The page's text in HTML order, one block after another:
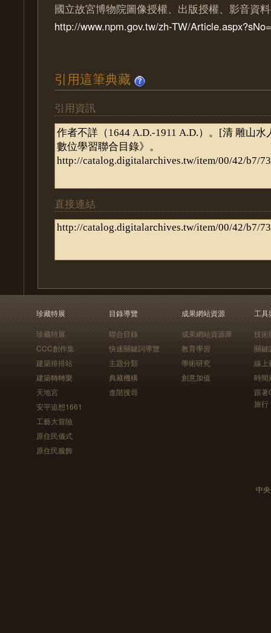
國立故宮博物院圖像授權、出版授權、影音資
http://www.npm.gov.tw/zh-TW/
引用這筆典藏
引用資訊
直接連結
珍藏特展
珍藏特展
CCC創作集
建築排排站
建築轉轉樂
天地宮
安平追想1661
工藝大冒險
原住民儀式
原住民服飾
目錄導覽
聯合目錄
快速關鍵詞導覽
主題分類
典藏機構
進階搜尋
成果網站資源
成果網站資源庫
教育學習
學術研究
創意加值
工具
技術
關鍵
線上
時間
跟
旅行
中